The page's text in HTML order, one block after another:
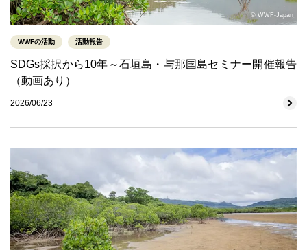
© WWF-Japan
WWFの活動 活動報告
SDGs採択から10年～石垣島・与那国島セミナー開催報告
（動画あり）
2026/06/23